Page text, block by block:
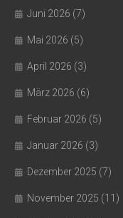
Juni 2026 (7)
Mai 2026 (5)
April 2026 (3)
März 2026 (6)
Februar 2026 (5)
Januar 2026 (3)
Dezember 2025 (7)
November 2025 (11)